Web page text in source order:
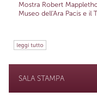
Mostra Robert
Museo dell'Ara Pacis e il
leggi tutto
SALA STAMPA